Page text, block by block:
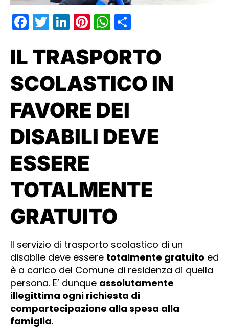
Facebook
Twitter
LinkedIn
Pinterest
WhatsApp
IL TRASPORTO
SCOLASTICO IN
FAVORE DEI
DISABILI DEVE
ESSERE
TOTALMENTE
GRATUITO
Il servizio di trasporto scolastico di un
disabile deve essere totalmente gratuito ed
è a carico del Comune di residenza di quella
persona. E’ dunque assolutamente
illegittima ogni richiesta di
compartecipazione alla spesa alla
famiglia.